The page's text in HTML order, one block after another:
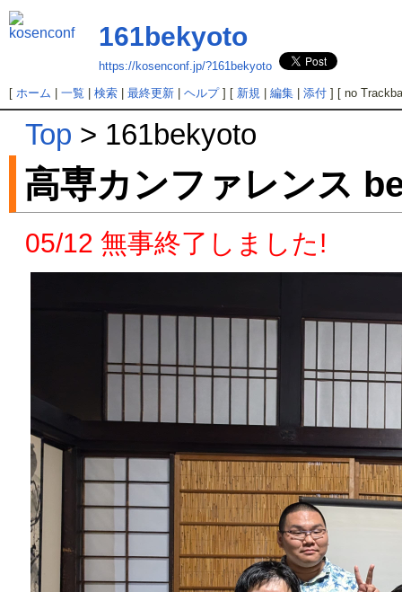
161bekyoto
https://kosenconf.jp/?161bekyoto
[ ホーム 一覧 検索| 最終更新| ヘルプ] [ 新規| 編集| 添付] [ no
Top > 161bekyoto
高専カンファレンス
05/12 無事終了しました!